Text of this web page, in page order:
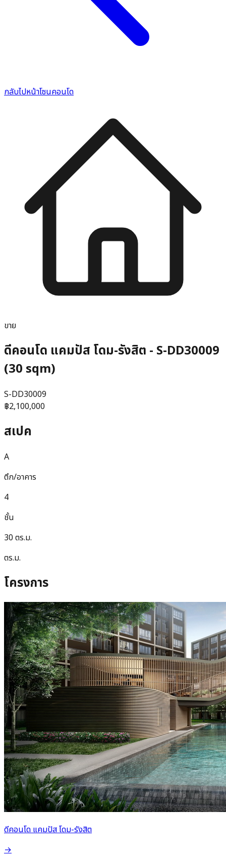
กลับไปหน้าโซนคอนโด
ขาย
ดีคอนโด แคมปัส โดม-รังสิต - S-DD30009
(30 sqm)
S-DD30009
฿2,100,000
สเปค
A
ตึก/อาคาร
4
ชั้น
30 ตร.ม.
ตร.ม.
โครงการ
ดีคอนโด แคมปัส โดม-รังสิต
→